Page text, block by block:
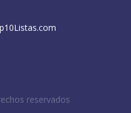
reservados